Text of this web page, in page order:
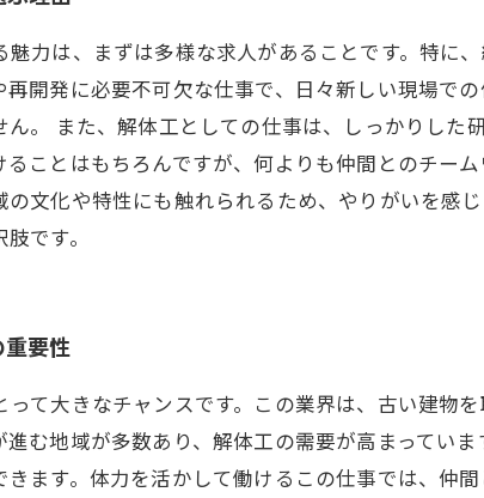
力は、まずは多様な求人があることです。特に
開発に必要不可欠な仕事で、日々新しい現場で
。 また、解体工としての仕事は、しっかりし
ことはもちろんですが、何よりも仲間とのチー
文化や特性にも触れられるため、やりがいを感
です。
要性
て大きなチャンスです。この業界は、古い建物
む地域が多数あり、解体工の需要が高まってい
ます。体力を活かして働けるこの仕事では、仲